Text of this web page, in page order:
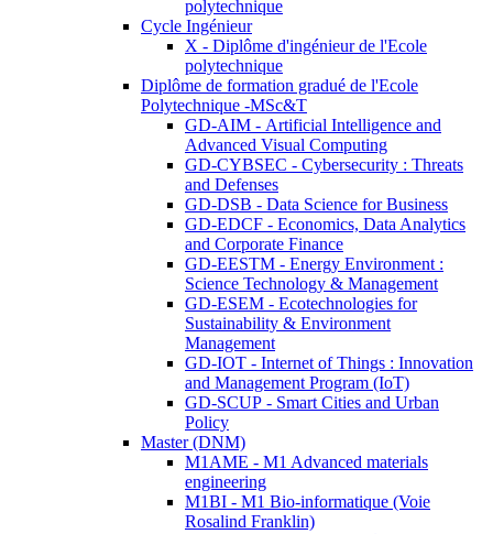
polytechnique
Cycle Ingénieur
X - Diplôme d'ingénieur de l'Ecole
polytechnique
Diplôme de formation gradué de l'Ecole
Polytechnique -MSc&T
GD-AIM - Artificial Intelligence and
Advanced Visual Computing
GD-CYBSEC - Cybersecurity : Threats
and Defenses
GD-DSB - Data Science for Business
GD-EDCF - Economics, Data Analytics
and Corporate Finance
GD-EESTM - Energy Environment :
Science Technology & Management
GD-ESEM - Ecotechnologies for
Sustainability & Environment
Management
GD-IOT - Internet of Things : Innovation
and Management Program (IoT)
GD-SCUP - Smart Cities and Urban
Policy
Master (DNM)
M1AME - M1 Advanced materials
engineering
M1BI - M1 Bio-informatique (Voie
Rosalind Franklin)